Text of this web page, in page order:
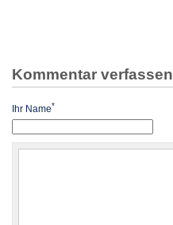
Kommentar verfassen
Ihr Name*